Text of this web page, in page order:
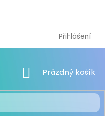
Přihlášení
NÁKUPNÍ KOŠÍK
Prázdný košík